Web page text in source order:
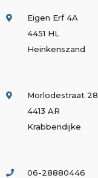
Eigen Erf 4A
4451 HL
Heinkenszand
Morlodestraat 28
4413 AR
Krabbendijke
06-28880446